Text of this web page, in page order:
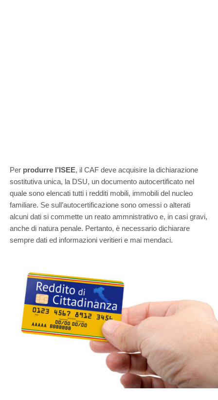
Per produrre l’ISEE, il CAF deve acquisire la dichiarazione
sostitutiva unica, la DSU, un documento autocertificato nel
quale sono elencati tutti i redditi mobili, immobili del nucleo
familiare. Se sull’autocertificazione sono omessi o alterati
alcuni dati si commette un reato ammnistrativo e, in casi gravi,
anche di natura penale. Pertanto, è necessario dichiarare
sempre dati ed informazioni veritieri e mai mendaci.